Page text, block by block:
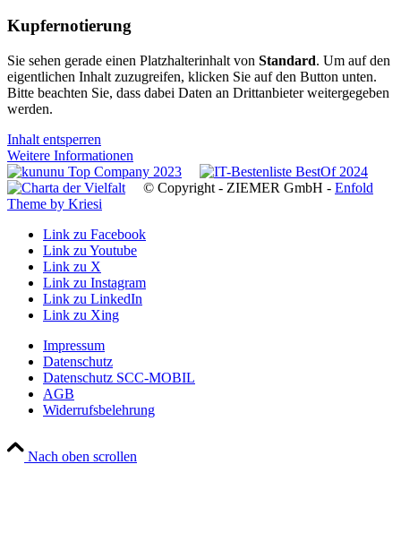
Kupfernotierung
Sie sehen gerade einen Platzhalterinhalt von Standard. Um auf den
eigentlichen Inhalt zuzugreifen, klicken Sie auf den Button unten.
Bitte beachten Sie, dass dabei Daten an Drittanbieter weitergegeben
werden.
Inhalt entsperren
Weitere Informationen
© Copyright - ZIEMER GmbH - Enfold
Theme by Kriesi
Link zu Facebook
Link zu Youtube
Link zu X
Link zu Instagram
Link zu LinkedIn
Link zu Xing
Impressum
Datenschutz
Datenschutz SCC-MOBIL
AGB
Widerrufsbelehrung
Nach oben scrollen